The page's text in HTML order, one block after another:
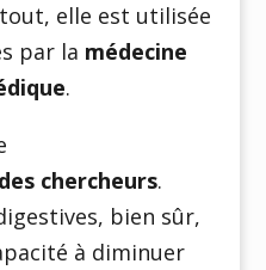
elle est utilisée
par la médecine
.
chercheurs.
bien sûr,
à diminuer